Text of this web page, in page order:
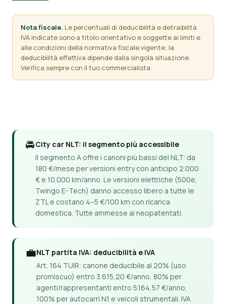
Nota fiscale. Le percentuali di deducibilità e detraibilità
IVA indicate sono a titolo orientativo e soggette ai limiti e
alle condizioni della normativa fiscale vigente; la
deducibilità effettiva dipende dalla singola situazione.
Verifica sempre con il tuo commercialista.
🚘City car NLT: il segmento più accessibile
Il segmento A offre i canoni più bassi del NLT: da
180 €/mese per versioni entry con anticipo 2.000
€ e 10.000 km/anno. Le versioni elettriche (500e,
Twingo E-Tech) danno accesso libero a tutte le
ZTL e costano 4–5 €/100 km con ricarica
domestica. Tutte ammesse ai neopatentati.
💼NLT partita IVA: deducibilità e IVA
Art. 164 TUIR: canone deducibile al 20% (uso
promiscuo) entro 3.615,20 €/anno, 80% per
agenti/rappresentanti entro 5.164,57 €/anno,
100% per autocarri N1 e veicoli strumentali. IVA